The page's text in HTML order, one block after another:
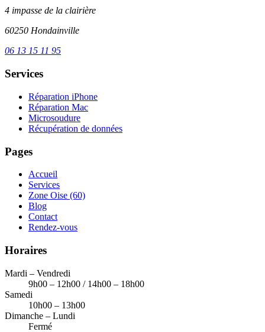
4 impasse de la clairière
60250 Hondainville
06 13 15 11 95
Services
Réparation iPhone
Réparation Mac
Microsoudure
Récupération de données
Pages
Accueil
Services
Zone Oise (60)
Blog
Contact
Rendez-vous
Horaires
Mardi – Vendredi
9h00 – 12h00 / 14h00 – 18h00
Samedi
10h00 – 13h00
Dimanche – Lundi
Fermé